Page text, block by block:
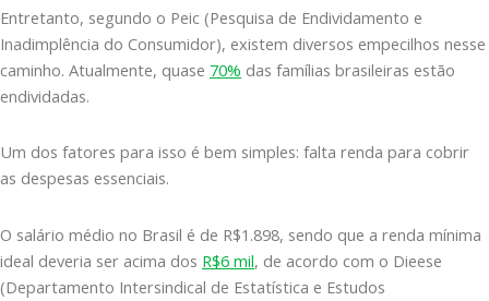
Entretanto, segundo o Peic (Pesquisa de Endividamento e
Inadimplência do Consumidor), existem diversos empecilhos nesse
caminho. Atualmente, quase 70% das famílias brasileiras estão
endividadas.
Um dos fatores para isso é bem simples: falta renda para cobrir
as despesas essenciais.
O salário médio no Brasil é de R$1.898, sendo que a renda mínima
ideal deveria ser acima dos R$6 mil, de acordo com o Dieese
(Departamento Intersindical de Estatística e Estudos